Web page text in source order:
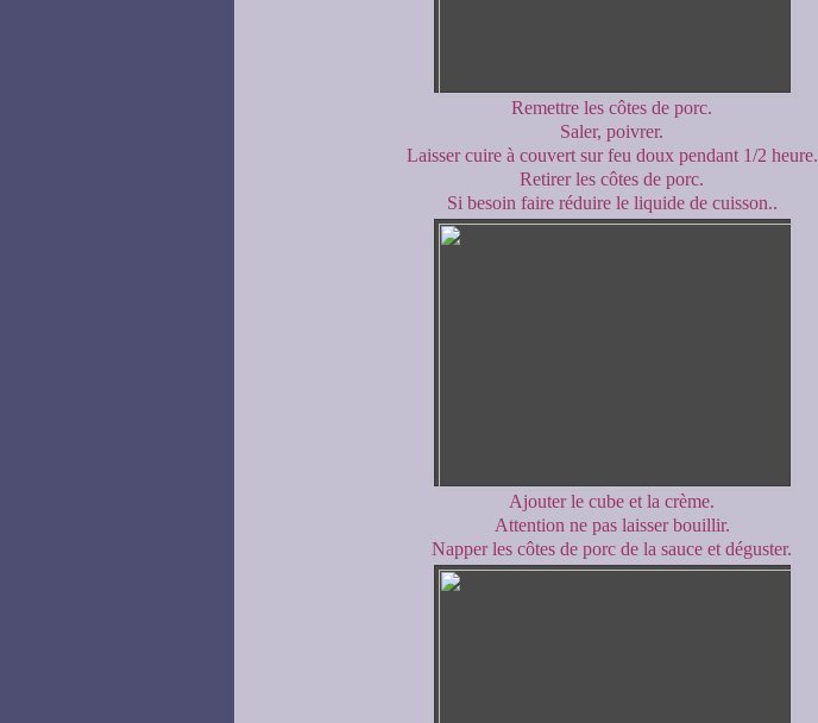
Remettre les côtes de porc.
Saler, poivrer.
Laisser cuire à couvert sur feu doux pendant 1/2 heure.
Retirer les côtes de porc.
Si besoin faire réduire le liquide de cuisson..
Ajouter le cube et la crème.
Attention ne pas laisser bouillir.
Napper les côtes de porc de la sauce et déguster.